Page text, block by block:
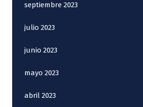
septiembre 2023
julio 2023
junio 2023
mayo 2023
abril 2023